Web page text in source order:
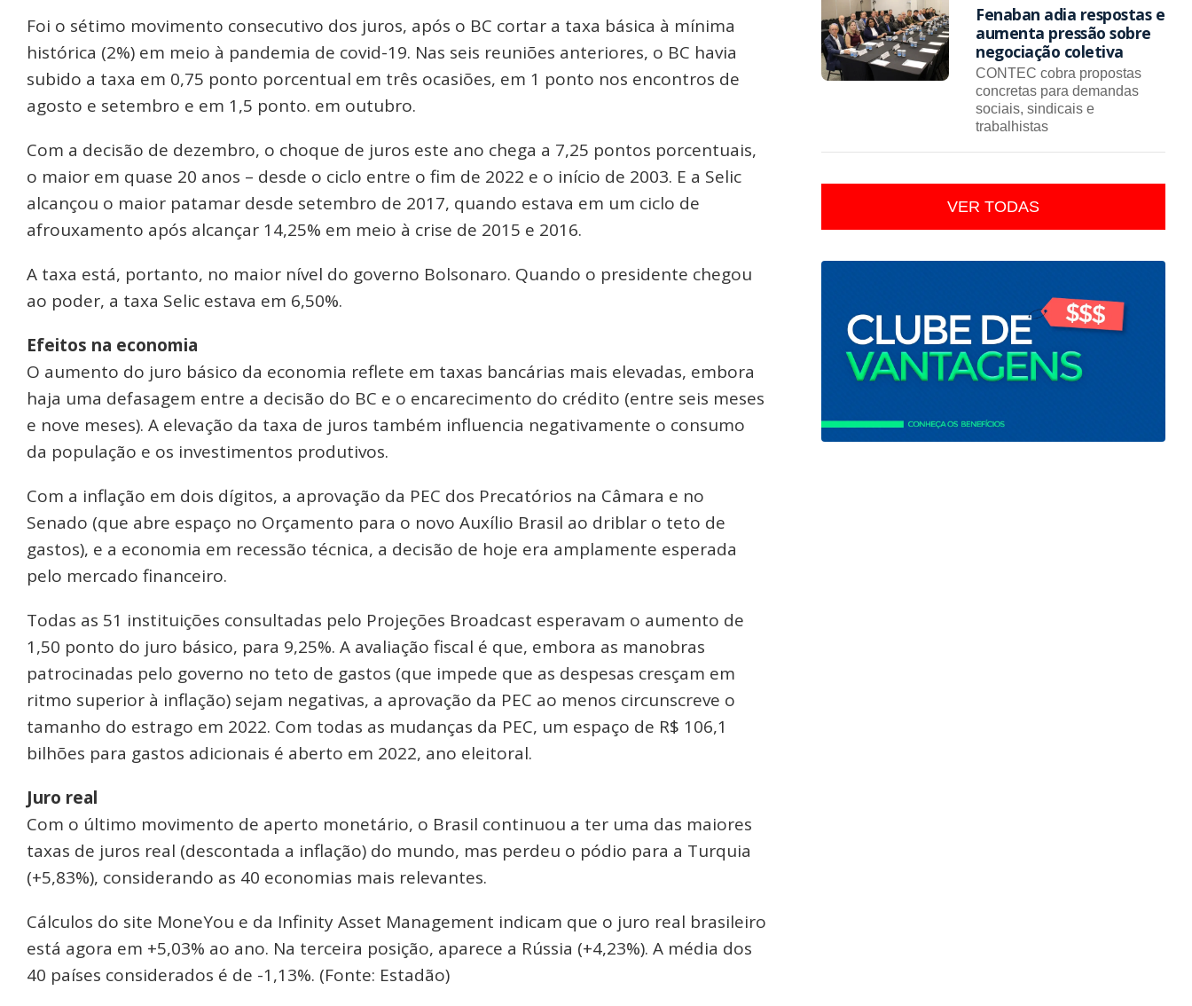
Foi o sétimo movimento consecutivo dos juros, após o BC cortar a taxa básica à mínima
histórica (2%) em meio à pandemia de covid-19. Nas seis reuniões anteriores, o BC havia
subido a taxa em 0,75 ponto porcentual em três ocasiões, em 1 ponto nos encontros de
agosto e setembro e em 1,5 ponto. em outubro.
Com a decisão de dezembro, o choque de juros este ano chega a 7,25 pontos porcentuais,
o maior em quase 20 anos – desde o ciclo entre o fim de 2022 e o início de 2003. E a Selic
alcançou o maior patamar desde setembro de 2017, quando estava em um ciclo de
afrouxamento após alcançar 14,25% em meio à crise de 2015 e 2016.
A taxa está, portanto, no maior nível do governo Bolsonaro. Quando o presidente chegou
ao poder, a taxa Selic estava em 6,50%.
Efeitos na economia
O aumento do juro básico da economia reflete em taxas bancárias mais elevadas, embora
haja uma defasagem entre a decisão do BC e o encarecimento do crédito (entre seis meses
e nove meses). A elevação da taxa de juros também influencia negativamente o consumo
da população e os investimentos produtivos.
Com a inflação em dois dígitos, a aprovação da PEC dos Precatórios na Câmara e no
Senado (que abre espaço no Orçamento para o novo Auxílio Brasil ao driblar o teto de
gastos), e a economia em recessão técnica, a decisão de hoje era amplamente esperada
pelo mercado financeiro.
Todas as 51 instituições consultadas pelo Projeções Broadcast esperavam o aumento de
1,50 ponto do juro básico, para 9,25%. A avaliação fiscal é que, embora as manobras
patrocinadas pelo governo no teto de gastos (que impede que as despesas cresçam em
ritmo superior à inflação) sejam negativas, a aprovação da PEC ao menos circunscreve o
tamanho do estrago em 2022. Com todas as mudanças da PEC, um espaço de R$ 106,1
bilhões para gastos adicionais é aberto em 2022, ano eleitoral.
Juro real
Com o último movimento de aperto monetário, o Brasil continuou a ter uma das maiores
taxas de juros real (descontada a inflação) do mundo, mas perdeu o pódio para a Turquia
(+5,83%), considerando as 40 economias mais relevantes.
Cálculos do site MoneYou e da Infinity Asset Management indicam que o juro real brasileiro
está agora em +5,03% ao ano. Na terceira posição, aparece a Rússia (+4,23%). A média dos
40 países considerados é de -1,13%. (Fonte: Estadão)
Fenaban adia respostas e
aumenta pressão sobre
negociação coletiva
CONTEC cobra propostas
concretas para demandas
sociais, sindicais e
trabalhistas
VER TODAS